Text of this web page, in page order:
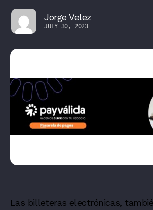
Jorge Velez
JULY 30, 2023
Las billeteras electrónicas,